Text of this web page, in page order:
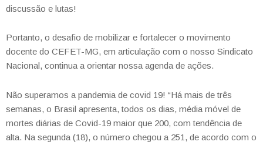
discussão e lutas!
Portanto, o desafio de mobilizar e fortalecer o movimento
docente do CEFET-MG, em articulação com o nosso Sindicato
Nacional, continua a orientar nossa agenda de ações.
Não superamos a pandemia de covid 19! “Há mais de três
semanas, o Brasil apresenta, todos os dias, média móvel de
mortes diárias de Covid-19 maior que 200, com tendência de
alta. Na segunda (18), o número chegou a 251, de acordo com o